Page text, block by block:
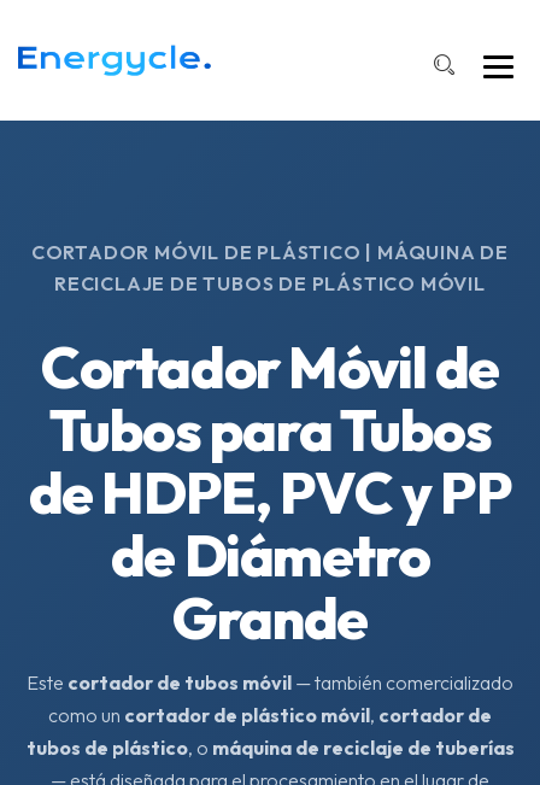
CORTADOR MÓVIL DE PLÁSTICO | MÁQUINA DE
RECICLAJE DE TUBOS DE PLÁSTICO MÓVIL
Cortador Móvil de
Tubos para Tubos
de HDPE, PVC y PP
de Diámetro
Grande
Este cortador de tubos móvil — también comercializado
como un cortador de plástico móvil, cortador de
tubos de plástico, o máquina de reciclaje de tuberías
— está diseñada para el procesamiento en el lugar de